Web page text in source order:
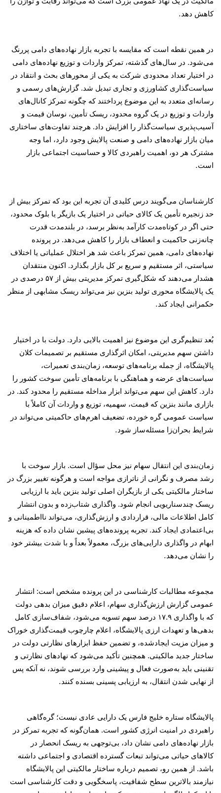
کاهش دهد.
در همین نقطه است که مقایسه با تجربه بازار نهاده‌های دامی پررنگ
می‌شود. در سال‌های گذشته، تمرکز واردات و توزیع نهاده‌های دامی
در اختیار تعداد محدودی شرکت به یکی از محورهای بحث و انتقاد در
سیاست‌گذاری کشاورزی و تجاری تبدیل شد. گزارش‌های رسمی و
رسانه‌ای متعدد به این موضوع پرداختند که چگونه تمرکز کانال‌های
واردات و توزیع در یک گروه محدود، ریسک تأمین، نوسان قیمت و
آسیب‌پذیری سیاست‌گذار را افزایش داد. هرچند تفاوت‌های ساختاری
میان بازار نهاده‌های دامی و صنعت پالایش وجود دارد، اما وجه
مشترک هر دو، اهمیت راهبردی کالا و حساسیت اجتماعی بازار
است.
کارشناسان می‌گویند درس کلیدی آن تجربه این بود که تمرکز بیش از
حد زنجیره تأمین یک کالای حیاتی در اختیار یک بازیگر یا بلوک محدود،
حتی اگر در کوتاه‌مدت کارآمد به‌نظر برسد، در بلندمدت قدرت
چانه‌زنی حاکمیت و انعطاف بازار را کاهش می‌دهد. در پرونده
نهاده‌های دامی، همین تمرکز باعث شد هر اختلال عملیاتی یا اختلاف
سیاستی، اثر مستقیم و سریع بر کل بازار بگذارد. اکنون منتقدان
هشدار می‌دهند که شکل‌گیری تمرکز مدیریتی بیش از ۵۷ درصدی در
یک پالایشگاه محوری تولید بنزین نیز می‌تواند ریسک مشابهی از منظر
حکمرانی ایجاد کند.
بُعد تنظیم‌گری این موضوع نیز اهمیت بالایی دارد. دولت با در اختیار
داشتن سهم مدیریتی، امکان اثرگذاری مستقیم بر تصمیمات کلان
پالایشگاه، از جمله برنامه‌های توسعه، زمان‌بندی تعمیرات،
سیاست‌های عرضه و هماهنگی با برنامه‌های تأمین سوخت کشور را
دارد. کاهش این سهم می‌تواند ابزار مداخله مستقیم را محدود کند. در
بازاری مانند بنزین که قیمت، سهمیه، توزیع و واردات آن کاملاً با
سیاست عمومی گره خورده، تضعیف اهرم‌های حاکمیتی می‌تواند در
شرایط بحران‌زا مسئله‌ساز شود.
زمان‌بندی این انتقال سهام نیز محل سؤال است. بازار سوخت با
رشد مصرف و نگرانی از ناترازی مواجه است و هرگونه تغییر بزرگ در
ساختار مالکیتی یکی از بازیگران اصلی تولید بنزین باید با ارزیابی
ریسک چندسناریویی انجام شود. واگذاری شتاب‌زده و بدون انتشار
کامل اطلاعات مالی، قراردادی و ارزش‌گذاری، می‌تواند نااطمینانی و
بی‌اعتمادی ایجاد کند. تجربه پرونده‌های پیشین نشان داده که هزینه
ابهام در واگذاری دارایی‌های بزرگ، معمولاً بعداً و با شدت بیشتر خود
را نشان می‌دهد.
مجموعه مطالبات کارشناسی در این پرونده مشخص است: انتشار
عمومی گزارش ارزش‌گذاری سهام، اعلام دقیق میزان بدهی دولت
که با واگذاری ۱۷.۹ درصد سهم تسویه می‌شود، شفاف‌سازی کامل
بدهی‌ها و تعهدات ارزی پالایشگاه، اعلام چارچوب قیمت‌گذاری خوراک
و میزان مزیت ایجادشده، و تضمین حفظ ابزارهای نظارتی دولت در
ساختار جدید مالکیتی. همچنین تأکید می‌شود که نهادهای نظارتی و
تقنینی باید به‌صورت فعال و پیشینی وارد بررسی شوند، نه آنکه پس
از نهایی شدن انتقال، به ارزیابی پسینی بسنده کنند.
پالایشگاه ستاره خلیج فارس یک دارایی عادی نیست؛ گره‌گاهی
راهبردی در امنیت انرژی کشور است. همان‌گونه که تجربه تمرکز در
بازار نهاده‌های دامی نشان داد، بی‌توجهی به ریسک انحصار در
کالاهای حیاتی می‌تواند تبعات گسترده اقتصادی و اجتماعی داشته
باشد. از همین رو، تصمیم درباره ساختار مالکیتی این پالایشگاه
نیازمند بالاترین سطح شفافیت، پاسخگویی و دقت کارشناسی است